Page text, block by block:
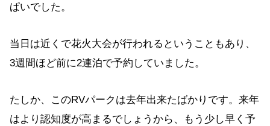
ぱいでした。
当日は近くで花火大会が行われるということもあり、
3週間ほど前に2連泊で予約していました。
たしか、このRVパークは去年出来たばかりです。来年
はより認知度が高まるでしょうから、もう少し早く予